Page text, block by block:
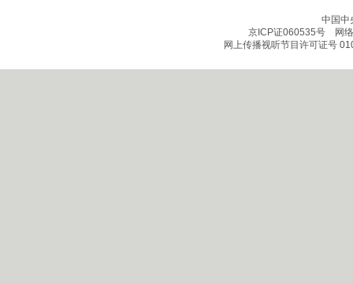
中国中
京ICP证060535号网络
网上传播视听节目许可证号